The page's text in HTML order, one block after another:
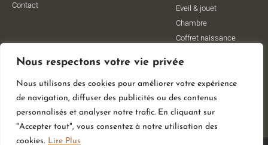
Nous respectons votre vie privée
Nous utilisons des cookies pour améliorer votre expérience
de navigation, diffuser des publicités ou des contenus
personnalisés et analyser notre trafic. En cliquant sur
"Accepter tout", vous consentez à notre utilisation des
cookies. Lire Plus
Contact
Eveil & jouet
Chambre
Coffret naissance
Vêtements de
grossesse
Lithothérapie
Poussettes